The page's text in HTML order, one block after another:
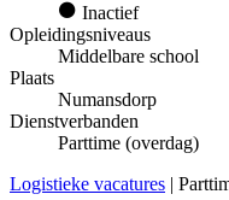
Inactief
Opleidingsniveaus
Middelbare school
Plaats
Numansdorp
Dienstverbanden
Parttime (overdag)
Logistieke vacatures |